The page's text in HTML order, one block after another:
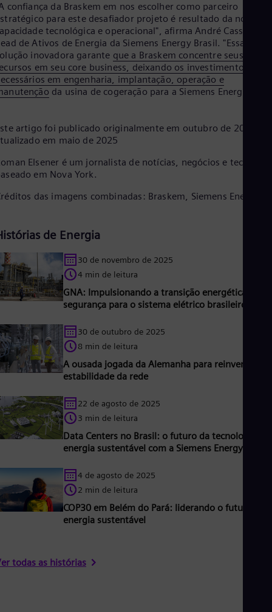
confiança da Braskem em nos escolher como parceiro
para este desafiador projeto é resultado da nossa
tecnológica e operacional", afirma André Cassolato,
de Ativos de Energia da Siemens Energy Brasil. "Essa
inovadora garante que a Braskem concentre seus
em seu core business, deixando os investimentos
em engenharia, implantação, operação e
da usina de cogeração para a Siemens Energy."
artigo foi publicado originalmente em outubro de 2020 e
em maio de 2025
Elsener é um jornalista de notícias, negócios e
em Nova York.
das imagens combinadas: Braskem, Siemens Energy
de Energia
30 de novembro de 2025
4 min de leitura
GNA: Impulsionando a transição energética e
segurança para o sistema elétrico brasileiro
30 de outubro de 2025
8 min de leitura
A ousada jogada da Alemanha para reinventar a
estabilidade da rede
22 de agosto de 2025
3 min de leitura
Data Centers no Brasil: o futuro da tecnologia e
energia sustentável com a Siemens Energy
4 de agosto de 2025
2 min de leitura
COP30 em Belém do Pará: liderando o futuro da
energia sustentável
todas as histórias